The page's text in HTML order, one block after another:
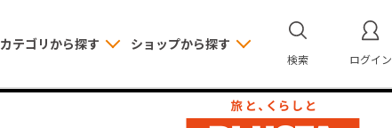
カテゴリから探す ショップから探す
検索 ログイン